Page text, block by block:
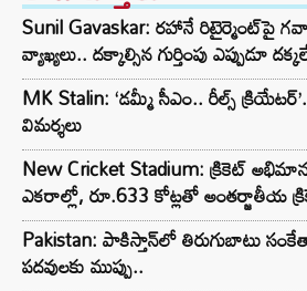
Sunil Gavaskar: రహానే రిటైర్మెంట్‌పై
వ్యాఖ్యలు.. దక్కాల్సిన గుర్తింపు ఎప్పుడూ
MK Stalin: ‘డమ్మీ సీఎం.. రీల్స్
విమర్శలు
New Cricket Stadium: క్రికెట్
ఎకరాల్లో, రూ.633 కోట్లతో అంతర్జాతీయ
Pakistan: పాకిస్తాన్‌లో తిరుగుబాటు
పదవులకు ముప్పు..